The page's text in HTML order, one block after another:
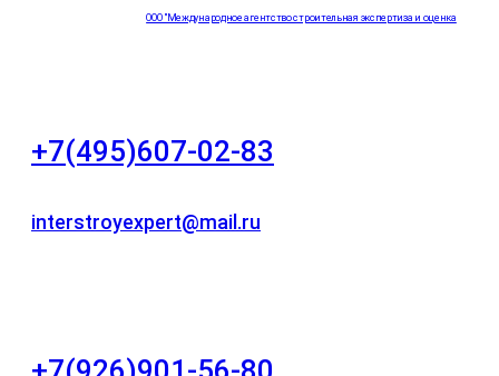
ООО "Международное агентство строительная экспертиза и оценка
+7(495)607-02-83
interstroyexpert@mail.ru